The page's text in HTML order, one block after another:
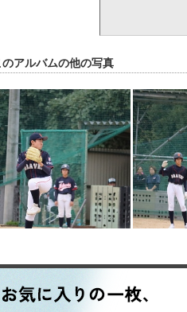
のアルバムの他の写真